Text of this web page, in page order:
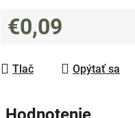
€0,09
Tlač
Opýtať sa